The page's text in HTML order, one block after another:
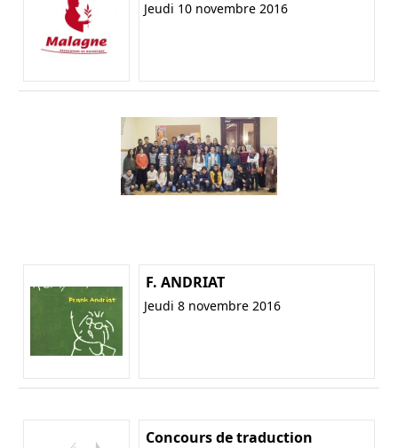
Jeudi 10 novembre 2016
F. ANDRIAT
Jeudi 8 novembre 2016
Concours de traduction